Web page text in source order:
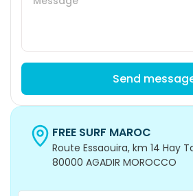
FREE SURF MAROC
Route Essaouira, km 14 Hay
80000 AGADIR MOROCCO
Send